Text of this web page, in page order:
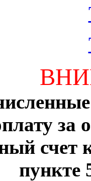
счет
пункте